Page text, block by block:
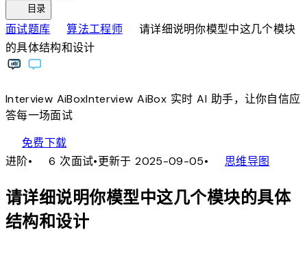
目录
面试题库chevron_right算法工程师chevron_right
请详细说明你模型中这几个模块
的具体结构和设计
Interview AiBoxInterviewAiBox实时 AI 助手，让你自信应
答每一场面试
免费下载
进阶• 6 次面试•更新于 2025-09-05• 思维导图
请详细说明你模型中这几个模块的具体
结构和设计